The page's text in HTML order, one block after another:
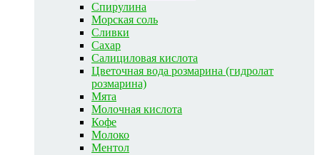
Спирулина
Морская соль
Сливки
Сахар
Салициловая кислота
Цветочная вода розмарина (гидролат
розмарина)
Мята
Молочная кислота
Кофе
Молоко
Ментол